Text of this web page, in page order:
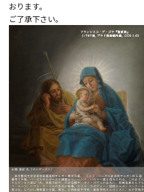
おります。
ご了承下さい。